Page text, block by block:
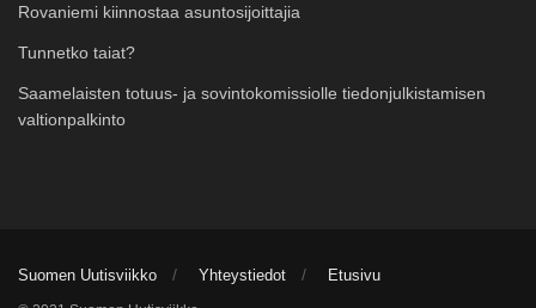
Rovaniemi kiinnostaa asuntosijoittajia
Tunnetko taiat?
Saamelaisten totuus- ja sovintokomissiolle tiedonjulkistamisen
valtionpalkinto
Suomen Uutisviikko Yhteystiedot Etusivu